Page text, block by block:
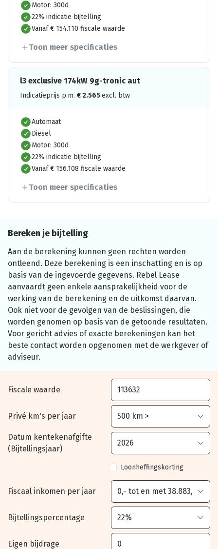
Motor: 300d
22% indicatie bijtelling
Vanaf € 154.110 fiscale waarde
Toon meer specificaties
l3 exclusive 174kW 9g-tronic aut
Indicatieprijs p.m. € 2.565excl. btw
Automaat
Diesel
Motor: 300d
22% indicatie bijtelling
Vanaf € 156.108 fiscale waarde
Toon meer specificaties
Bereken je bijtelling
Aan de berekening kunnen geen rechten worden
ontleend. Deze berekening is een inschatting en is op
basis van de ingevoerde gegevens. Rebel Lease
aanvaardt geen enkele aansprakelijkheid voor de
werking van de berekening en de uitkomst daarvan.
Ook niet voor de gevolgen van de beslissingen, die
worden genomen op basis van de getoonde resultaten.
Voor gericht advies of exacte berekeningen kan het
beste contact worden opgenomen met de werkgever of
adviseur.
Fiscale waarde
Privé km's per jaar
Datum kentekenafgifte
(Bijtellingsjaar)
Loonheffingskorting
Fiscaal inkomen per jaar
Bijtellingspercentage
Eigen bijdrage